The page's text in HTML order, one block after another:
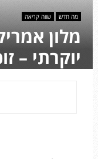
מה חדש שווה קריאה
מלון
יוקרתי –